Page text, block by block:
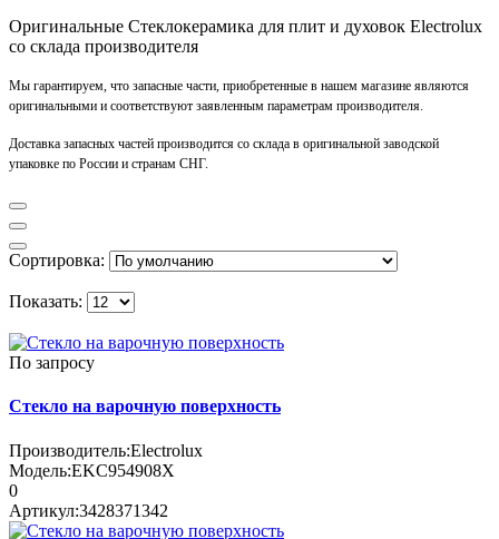
Оригинальные Стеклокерамика для плит и духовок Electrolux
со склада производителя
Мы гарантируем, что запасные части, приобретенные в нашем магазине являются
оригинальными и соответствуют заявленным параметрам производителя.
Доставка запасных частей производится со склада в оригинальной заводской
упаковке по России и странам СНГ.
Сортировка:
Показать:
По запросу
Стекло на варочную поверхность
Производитель:Electrolux
Модель:EKC954908X
0
Артикул:3428371342